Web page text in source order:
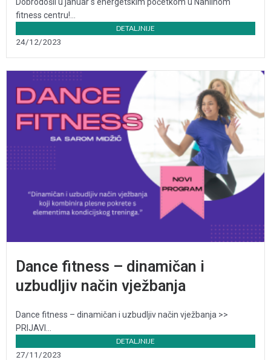
Dobrodošli u januar s energetskim početkom u Nahlinom
fitness centru!...
DETALJNIJE
24/12/2023
Dance fitness – dinamičan i
uzbudljiv način vježbanja
Dance fitness – dinamičan i uzbudljiv način vježbanja >>
PRIJAVI...
DETALJNIJE
27/11/2023